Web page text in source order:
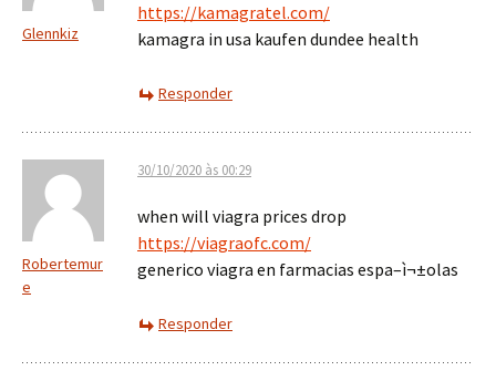
Glennkiz
https://kamagratel.com/
kamagra in usa kaufen dundee health
Responder
Robertemur
e
30/10/2020 às 00:29
when will viagra prices drop
https://viagraofc.com/
generico viagra en farmacias espa–ì¬±olas
Responder